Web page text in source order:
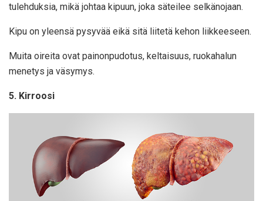
tulehduksia, mikä johtaa kipuun, joka säteilee selkänojaan.
Kipu on yleensä pysyvää eikä sitä liitetä kehon liikkeeseen.
Muita oireita ovat painonpudotus, keltaisuus, ruokahalun
menetys ja väsymys.
5. Kirroosi